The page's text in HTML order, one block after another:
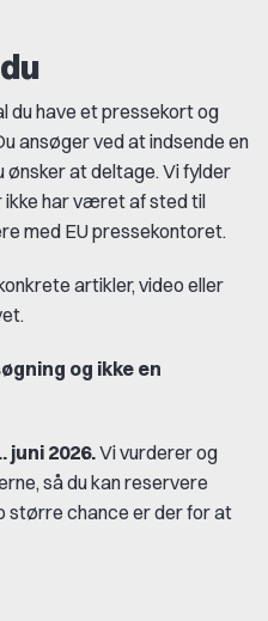
du have et pressekort og
ansøger ved at indsende en
ønsker at deltage. Vi fylder
har været af sted til
med EU pressekontoret.
artikler, video eller
og ikke en
juni 2026.Vi vurderer og
så du kan reservere
større chance er der for at